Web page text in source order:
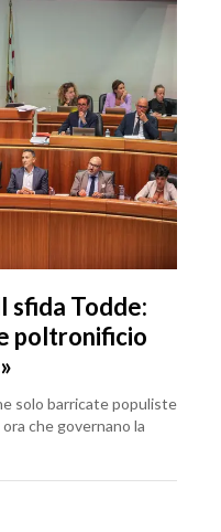
sfida Todde:
poltronificio
solo barricate populiste
che governano la